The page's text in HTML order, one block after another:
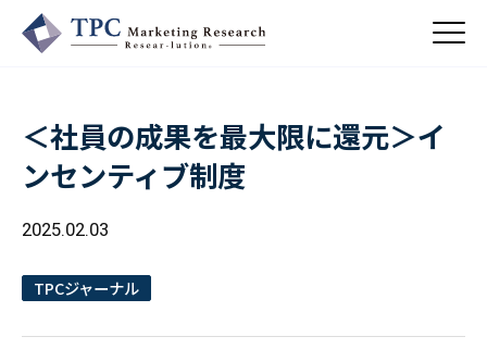
About Us ／ TPCについて
会社概要・沿革
CSR
Business
コンサルティング
＜社員の成果を最大限に還元＞イ
ンセンティブ制度
2025.02.03
TPCジャーナル